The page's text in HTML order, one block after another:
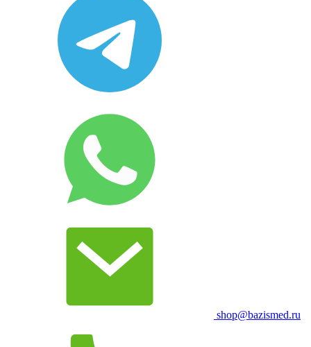
shop@bazismed.ru